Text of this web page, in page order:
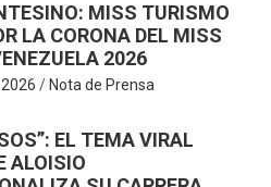
MISS TURISMO
LA CORONA DEL MISS
2026
Nota de Prensa
EL TEMA VIRAL
ALOISIO